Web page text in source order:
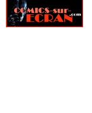
» Marvel Saga Hors
» Marvel Saga Hors
» Marvel Select